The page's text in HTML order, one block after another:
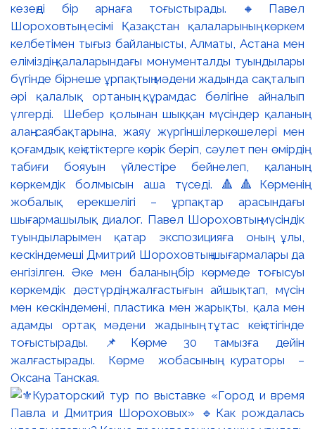
кезеңді бір арнаға тоғыстырады. 🔸Павел
Шороховтың есімі Қазақстан қалаларының көркем
келбетімен тығыз байланысты, Алматы, Астана мен
еліміздің қалаларындағы монументалды туындылары
бүгінде бірнеше ұрпақтың мәдени жадында сақталып
әрі қалалық ортаның құрамдас бөлігіне айналып
үлгерді. Шебер қолынан шыққан мүсіндер қаланың
алаң-саябақтарына, жаяу жүргіншілеркөшелері мен
қоғамдық кеңістіктерге көрік беріп, сәулет пен өмірдің
табиғи бояуын үйлестіре бейнелеп, қаланың
көркемдік болмысын аша түседі. 🔺🔺Көрменің
жобалық ерекшелігі – ұрпақтар арасындағы
шығармашылық диалог. Павел Шороховтың мүсіндік
туындыларымен қатар экспозицияға оның ұлы,
кескіндемеші Дмитрий Шороховтың шығармалары да
енгізілген. Әке мен баланың бір көрмеде тоғысуы
көркемдік дәстүрдің жалғастығын айшықтап, мүсін
мен кескіндемені, пластика мен жарықты, қала мен
адамды ортақ мәдени жадының тұтас кеңістігінде
тоғыстырады. 📌Көрме 30 тамызға дейін
жалғастырады. Көрме жобасының кураторы –
Оксана Танская.